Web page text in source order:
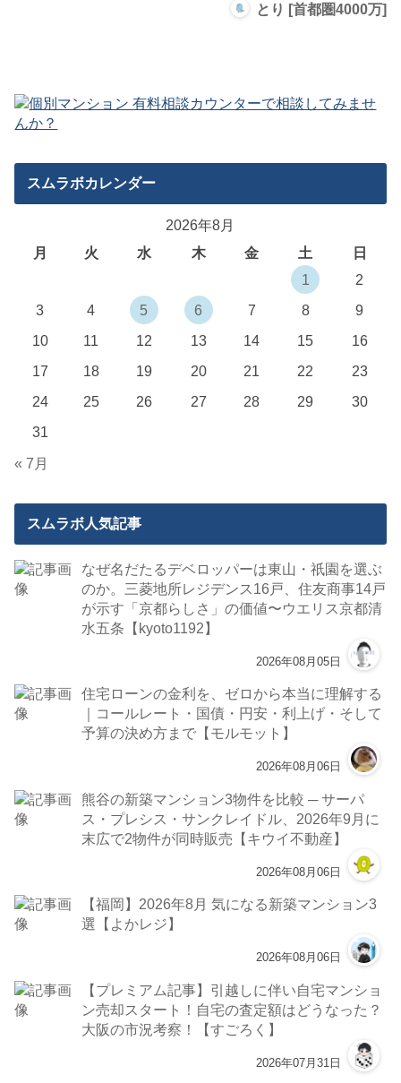
とり [首都圏4000万]
スムラボカレンダー
2026年8月
月
火 水 木 金 土
日
1
2
3
4 5 6 7 8
9
10
11 12 13 14 15
16
17
18 19 20 21 22
23
24
25 26 27 28 29
30
31
« 7月
スムラボ人気記事
なぜ名だたるデベロッパーは東山・祇園を選ぶ
のか。三菱地所レジデンス16戸、住友商事14戸
が示す「京都らしさ」の価値〜ウエリス京都清
水五条【kyoto1192】
2026年08月05日
住宅ローンの金利を、ゼロから本当に理解する
｜コールレート・国債・円安・利上げ・そして
予算の決め方まで【モルモット】
2026年08月06日
熊谷の新築マンション3物件を比較 ─ サーパ
ス・プレシス・サンクレイドル、2026年9月に
末広で2物件が同時販売【キウイ不動産】
2026年08月06日
【福岡】2026年8月 気になる新築マンション3
選【よかレジ】
2026年08月06日
【プレミアム記事】引越しに伴い自宅マンショ
ン売却スタート！自宅の査定額はどうなった？
大阪の市況考察！【すごろく】
2026年07月31日